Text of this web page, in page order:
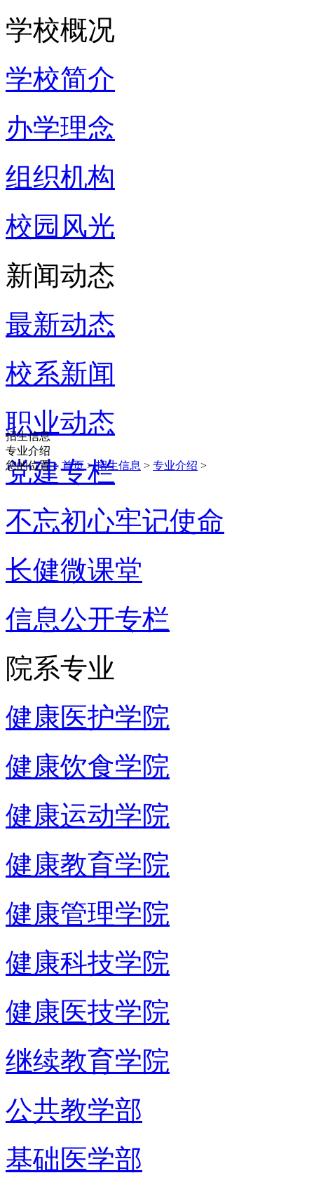
学校概况
学校简介
办学理念
组织机构
校园风光
新闻动态
最新动态
校系新闻
职业动态
党建专栏
不忘初心牢记使命
长健微课堂
信息公开专栏
院系专业
健康医护学院
健康饮食学院
健康运动学院
健康教育学院
健康管理学院
健康科技学院
健康医技学院
继续教育学院
公共教学部
基础医学部
招生信息
专业介绍
您的位置： 首页 >招生信息 > 专业介绍 >